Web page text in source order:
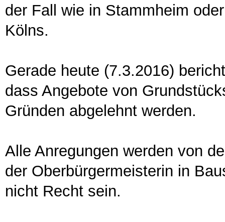
der Fall wie in Stammheim
Kölns.
Gerade heute (7.3.2016)
dass Angebote von
Gründen abgelehnt werden.
Alle Anregungen werden von
der Oberbürgermeisterin in
nicht Recht sein.